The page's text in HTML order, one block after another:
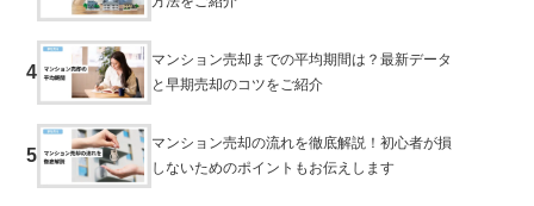
4
マンション売却までの平均期間は？最新データ
と早期売却のコツをご紹介
5
マンション売却の流れを徹底解説！初心者が損
しないためのポイントもお伝えします